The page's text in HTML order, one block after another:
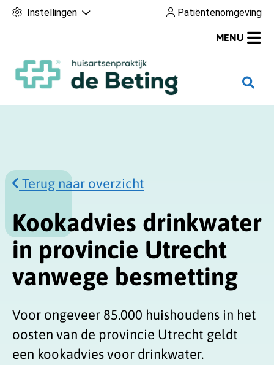
Instellingen Patiëntenomgeving
H
o
u
MENU
Terug naar overzicht
Kookadvies drinkwater
in provincie Utrecht
vanwege besmetting
Voor ongeveer 85.000 huishoudens in het
oosten van de provincie Utrecht geldt
een kookadvies voor drinkwater.